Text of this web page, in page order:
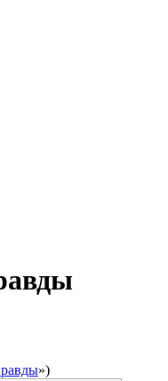
»)